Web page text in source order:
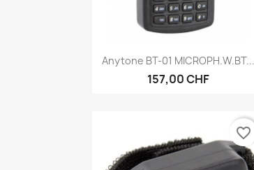
Anteprima
Anytone BT-01 MICROPH.W.BT...
157,00 CHF
favorite_border